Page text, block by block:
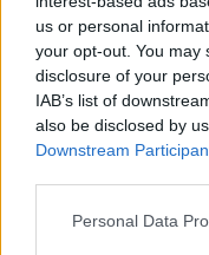
us or personal
your opt-out. You may
disclosure of your
IAB’s list of
also be disclosed by
Downstream
Personal Data
igényelhető
korábban az adott
CSOK-ot. Ha
munkálatokat
otthonteremtési
lakás vásárlására
folyósítás napjától